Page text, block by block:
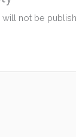
not be